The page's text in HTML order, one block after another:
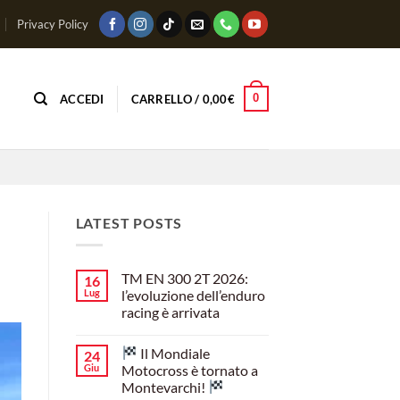
Privacy Policy
ACCEDI CARRELLO / 0,00€ 0
LATEST POSTS
16
Lug
TM EN 300 2T 2026:
l’evoluzione dell’enduro
racing è arrivata
su
TM
EN
300
24
Giu
Il Mondiale
Motocross è tornato a
Montevarchi!